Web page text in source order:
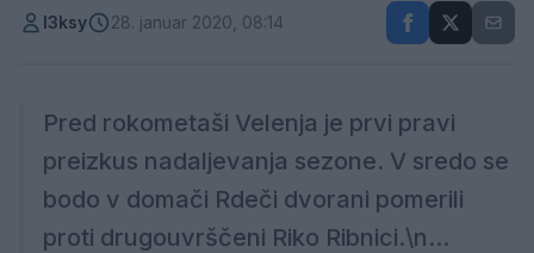
l3ksy 28. januar 2020, 08:14
Pred rokometaši Velenja je prvi pravi
preizkus nadaljevanja sezone. V sredo se
bodo v domači Rdeči dvorani pomerili
proti drugouvrščeni Riko Ribnici.\n...